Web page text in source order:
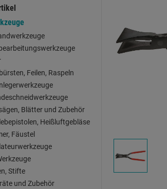
Feilen, Raspeln
Blätter und Zubehör
Heißluftgebläse
Fäustel
Stifte
und Zubehör